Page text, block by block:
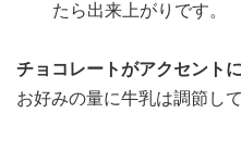
たら出来上がりです。
チョコレートがアクセントに
お好みの量に牛乳は調節し